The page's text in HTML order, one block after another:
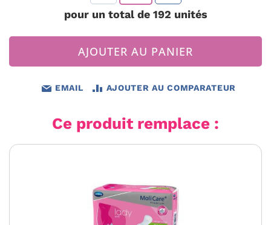
pour un total de 192 unités
AJOUTER AU PANIER
EMAIL AJOUTER AU COMPARATEUR
Ce produit remplace :